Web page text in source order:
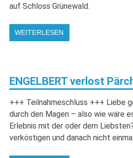
auf Schloss Grünewald.
WEITERLESEN
ENGELBERT verlost
+++ Teilnahmeschluss +++ Liebe
durch den Magen – also wie wäre
Erlebnis mit der oder dem
verköstigen und danach nicht